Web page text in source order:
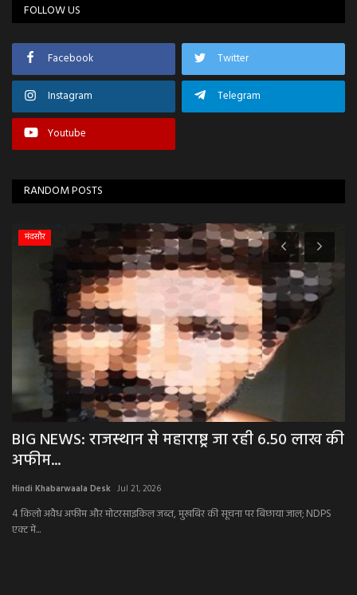
FOLLOW US
Facebook Twitter
Instagram Telegram
Youtube
RANDOM POSTS
मंदसौर
BIG NEWS: राजस्थान से महाराष्ट्र जा रही 6.50 लाख की
अफीम...
Hindi Khabarwaala Desk Jul 21, 2026
4 किलो अवैध अफीम और मोटरसाइकिल जब्त, मुखबिर की सूचना पर बिछाया जाल; NDPS
एक्ट में...